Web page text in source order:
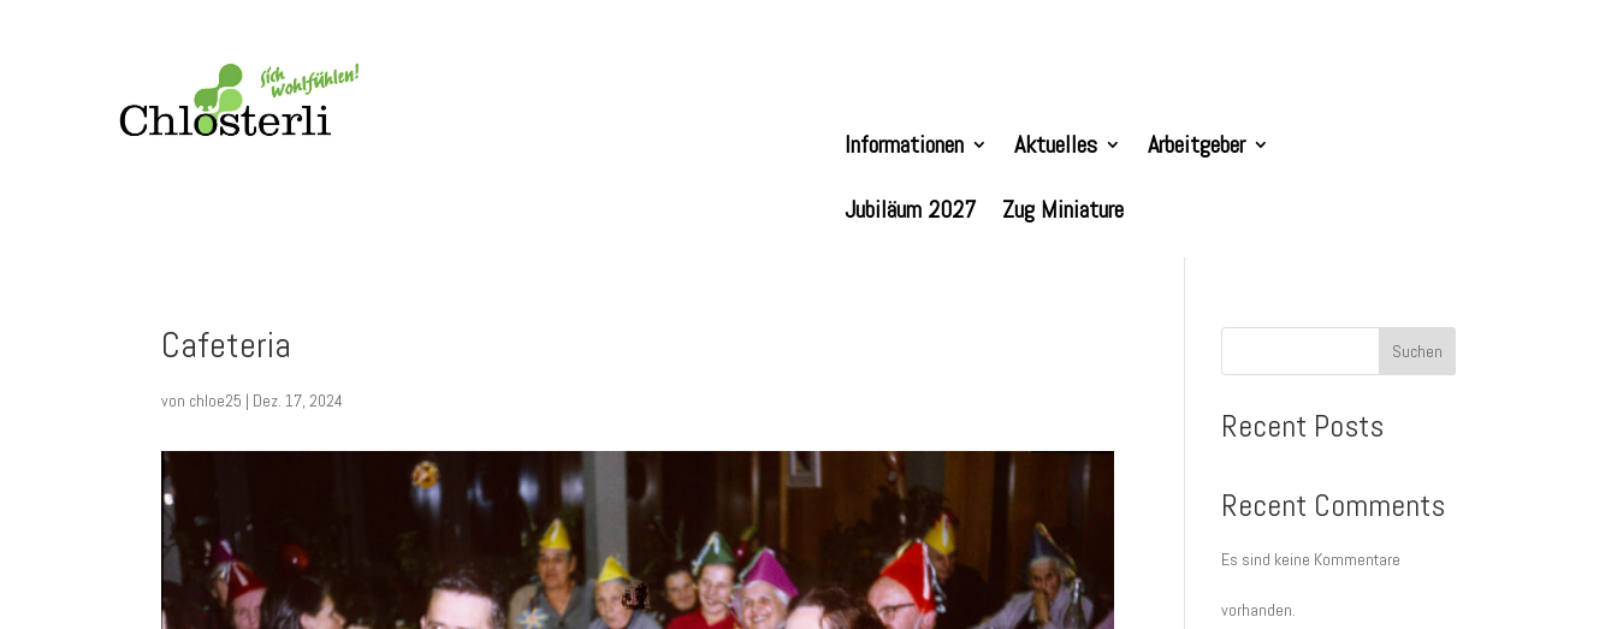
Informationen Aktuelles Arbeitgeber
Jubiläum 2027 Zug Miniature
Cafeteria
von chloe25 | Dez. 17, 2024
Suchen
Recent Posts
Recent Comments
Es sind keine Kommentare
vorhanden.